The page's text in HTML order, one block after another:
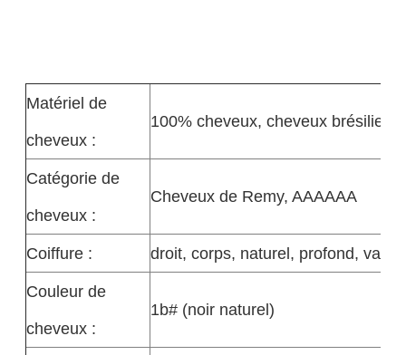
Matériel de
cheveux :
100% cheveux, cheveux brésiliens
Catégorie de
cheveux :
Cheveux de Remy, AAAAAA
Coiffure :
droit, corps, naturel, profond,
Couleur de
cheveux :
1b# (noir naturel)